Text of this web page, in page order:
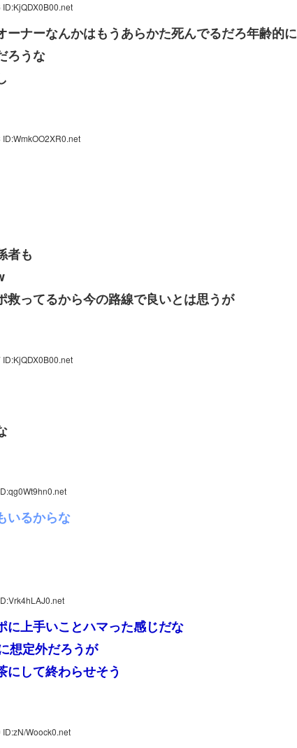
ナーなんかはもうあらかた死んでるだろ年齢的に
ろうな
者も
ってるから今の路線で良いとは思うが
いるからな
に上手いことハマった感じだな
想定外だろうが
にして終わらせそう
ID:zN/Woock0.net